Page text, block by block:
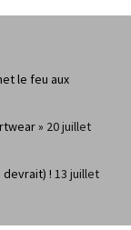
le feu aux
» 20 juillet
devrait) ! 13 juillet